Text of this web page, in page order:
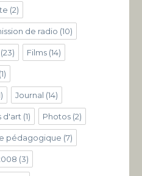
(2)
de radio (10)
Films(14)
(1)
Journal (14)
d'art (1) Photos(2)
pédagogique (7)
(3)